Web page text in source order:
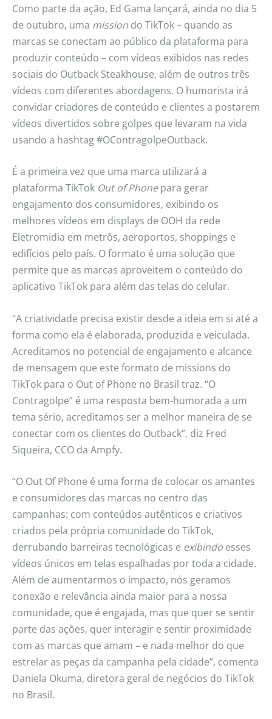
Como parte da ação, Ed Gama lançará, ainda no dia 5
de outubro, uma mission do TikTok – quando as
marcas se conectam ao público da plataforma para
produzir conteúdo – com vídeos exibidos nas redes
sociais do Outback Steakhouse, além de outros três
vídeos com diferentes abordagens. O humorista irá
convidar criadores de conteúdo e clientes a postarem
vídeos divertidos sobre golpes que levaram na vida
usando a hashtag #OContragolpeOutback.
É a primeira vez que uma marca utilizará a
plataforma TikTok Out of Phonepara gerar
engajamento dos consumidores, exibindo os
melhores vídeos em displays de OOH da rede
Eletromidia em metrôs, aeroportos, shoppings e
edifícios pelo país. O formato é uma solução que
permite que as marcas aproveitem o conteúdo do
aplicativo TikTok para além das telas do celular.
“A criatividade precisa existir desde a ideia em si até a
forma como ela é elaborada, produzida e veiculada.
Acreditamos no potencial de engajamento e alcance
de mensagem que este formato de missions do
TikTok para o Out of Phone no Brasil traz. “O
Contragolpe” é uma resposta bem-humorada a um
tema sério, acreditamos ser a melhor maneira de se
conectar com os clientes do Outback”, diz Fred
Siqueira, CCO da Ampfy.
“O Out Of Phone é uma forma de colocar os amantes
e consumidores das marcas no centro das
campanhas: com conteúdos autênticos e criativos
criados pela própria comunidade do TikTok,
derrubando barreiras tecnológicas e exibindo esses
vídeos únicos em telas espalhadas por toda a cidade.
Além de aumentarmos o impacto, nós geramos
conexão e relevância ainda maior para a nossa
comunidade, que é engajada, mas que quer se sentir
parte das ações, quer interagir e sentir proximidade
com as marcas que amam – e nada melhor do que
estrelar as peças da campanha pela cidade”, comenta
Daniela Okuma, diretora geral de negócios do TikTok
no Brasil.